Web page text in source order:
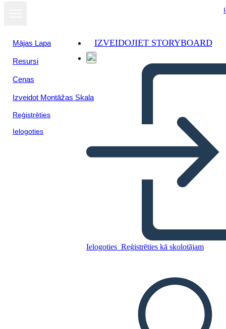
Mājas Lapa
Resursi
Cenas
Izveidot Montāžas Skala
Reģistrēties
Ielogoties
IZVEIDOJIET STORYBOARD
Ielogoties Reģistrēties kā skolotājam
Paralēlo Stāstu 2. veidne
IZVEIDOT STĀSTU SHĒMU
ATSKAŅOT SLAIDRĀDI
IZLASI MAN
Skatīt kā
slaidrādi